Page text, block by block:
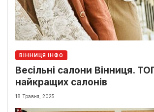
ВІННИЦЯ ІНФО
Весільні салони Вінниця.
найкращих салонів
18 Травня, 2025